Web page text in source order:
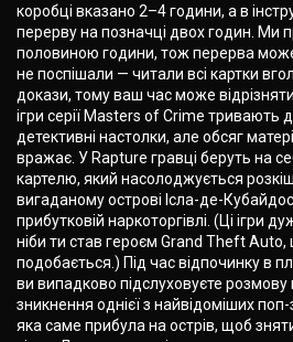
коробці вказано 2–4 години, а в
перерву на позначці двох годин. Ми
половиною години, тож перерва
не поспішали — читали всі картки
докази, тому ваш час може
ігри серії Masters of Crime тривають
детективні настолки, але обсяг
вражає. У Rapture гравці беруть на
картелю, який насолоджується
вигаданому острові Ісла-де-
прибутковій наркоторгівлі. (Ці ігри
ніби ти став героєм Grand Theft Auto,
подобається.) Під час відпочинку в
ви випадково підслуховуєте розмову
зникнення однієї з найвідоміших поп-
яка саме прибула на острів, щоб